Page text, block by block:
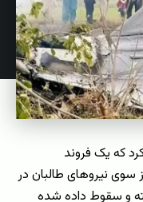
که یک فروند
سوی نیروهای طالبان در
و سقوط داده شده